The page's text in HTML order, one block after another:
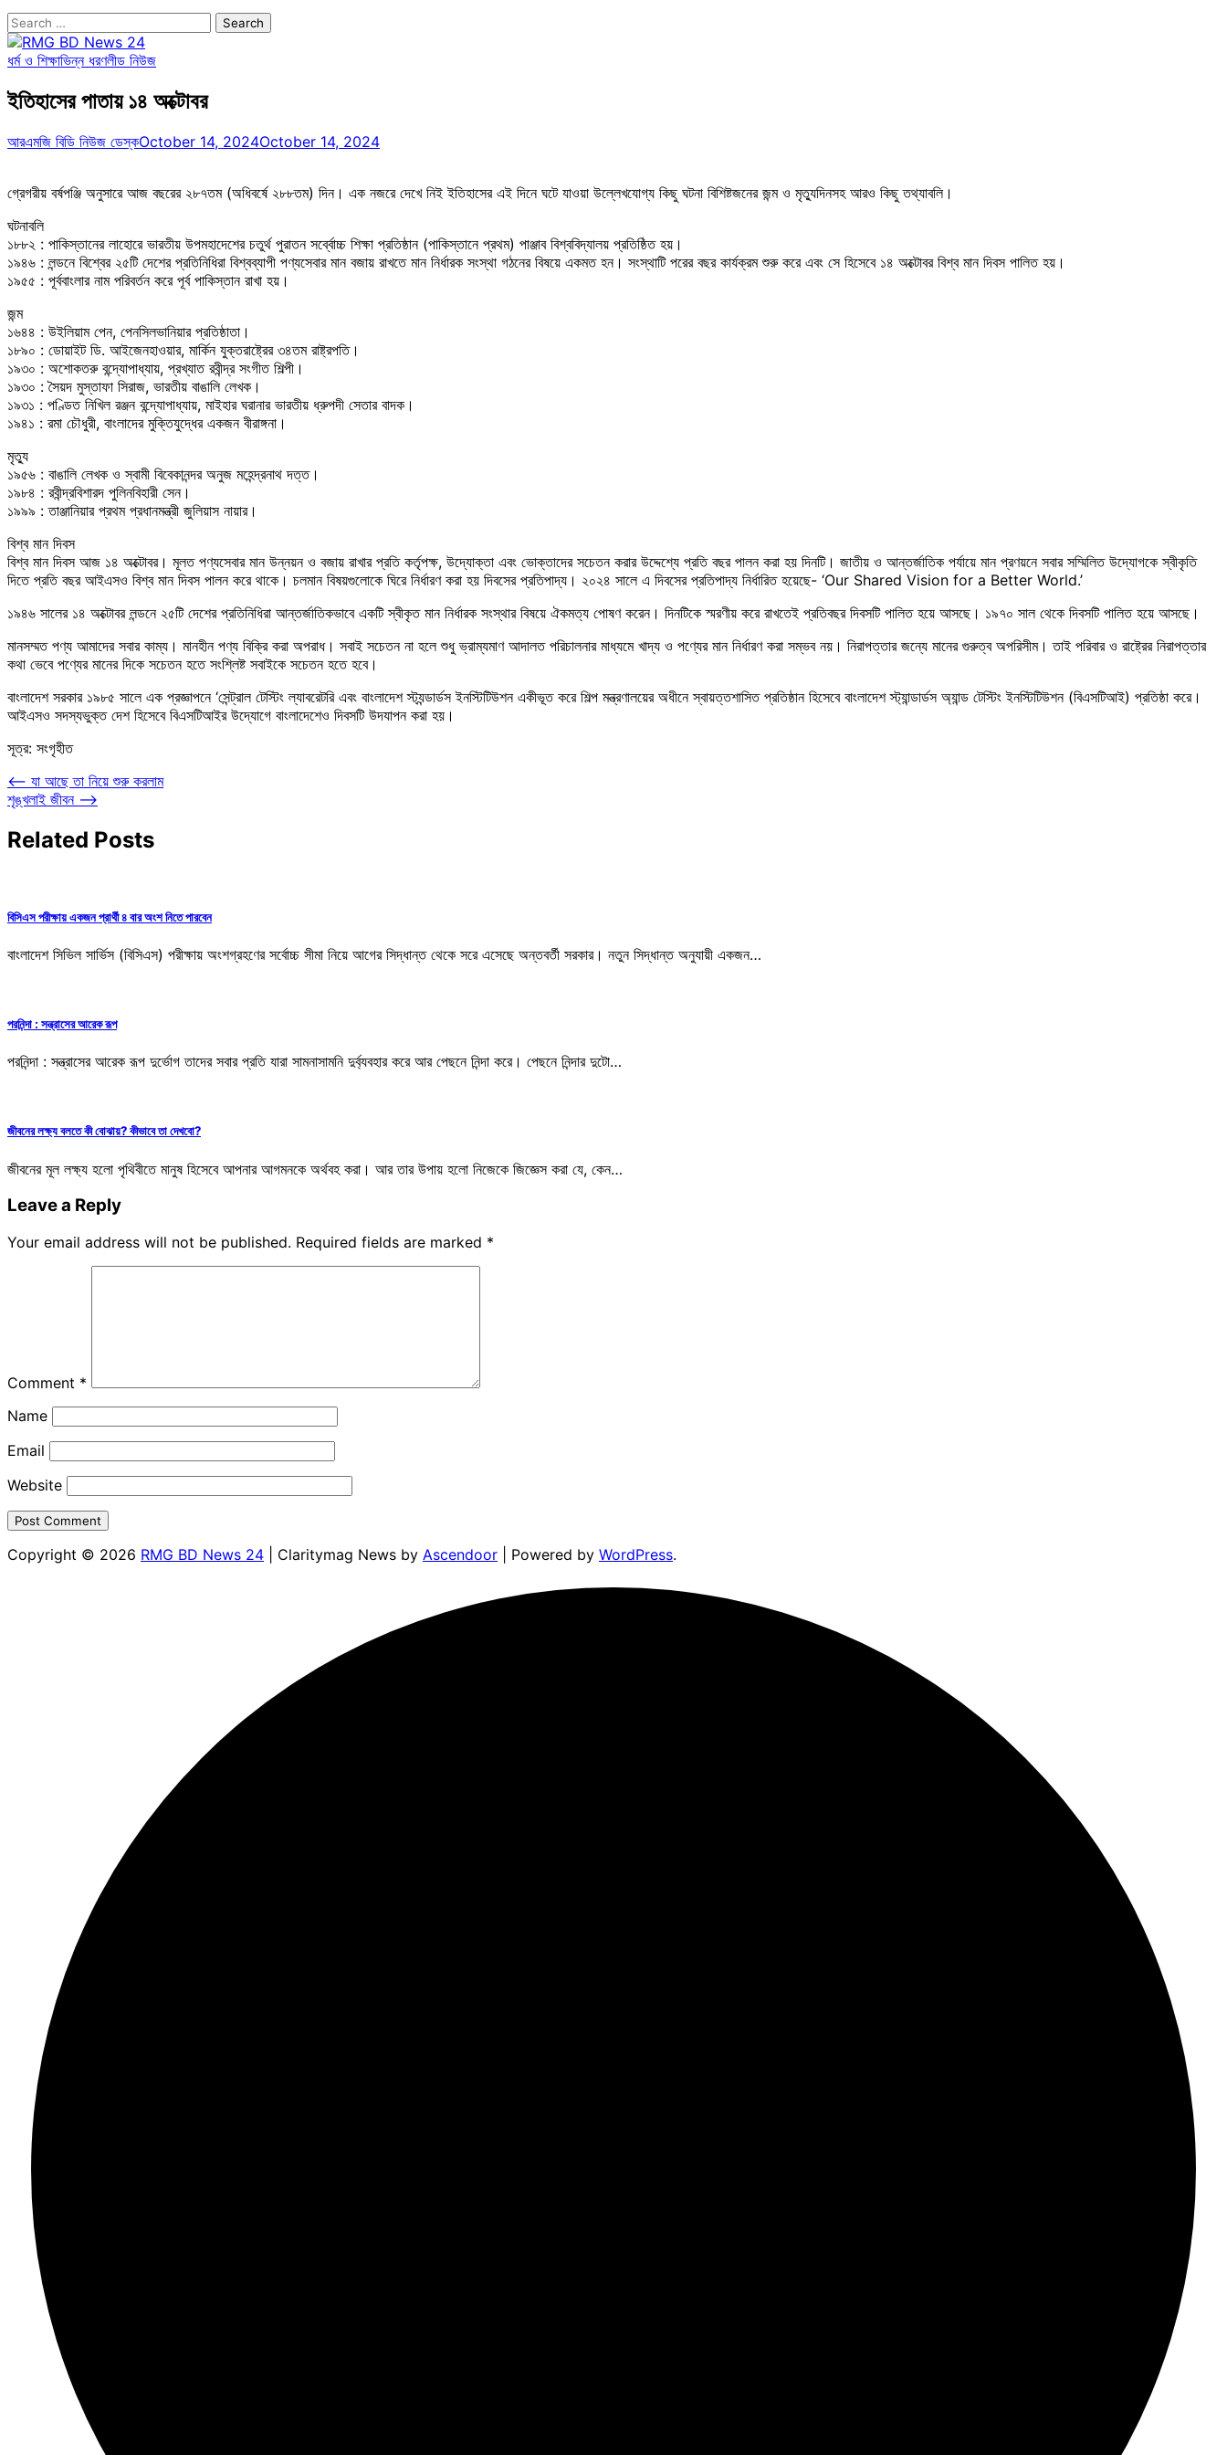
Search
for:
ধর্ম ও শিক্ষাভিন্ন ধরণলীড নিউজ
ইতিহাসের পাতায় ১৪ অক্টোবর
আরএমজি বিডি নিউজ ডেস্কOctober 14, 2024October 14, 2024
গ্রেগরীয় বর্ষপঞ্জি অনুসারে আজ বছরের ২৮৭তম (অধিবর্ষে ২৮৮তম) দিন। এক নজরে দেখে নিই ইতিহাসের এই দিনে ঘটে যাওয়া উল্লেখযোগ্য কিছু ঘটনা বিশিষ্টজনের জন্ম ও মৃত্যুদিনসহ আরও কিছু তথ্যাবলি।
ঘটনাবলি
১৮৮২ : পাকিস্তানের লাহোরে ভারতীয় উপমহাদেশের চতুর্থ পুরাতন সর্ব্বোচ্চ শিক্ষা প্রতিষ্ঠান (পাকিস্তানে প্রথম) পাঞ্জাব বিশ্ববিদ্যালয় প্রতিষ্ঠিত হয়।
১৯৪৬ : লন্ডনে বিশ্বের ২৫টি দেশের প্রতিনিধিরা বিশ্বব্যাপী পণ্যসেবার মান বজায় রাখতে মান নির্ধারক সংস্থা গঠনের বিষয়ে একমত হন। সংস্থাটি পরের বছর কার্যক্রম শুরু করে এবং সে হিসেবে ১৪ অক্টোবর বিশ্ব মান দিবস পালিত হয়।
১৯৫৫ : পূর্ববাংলার নাম পরিবর্তন করে পূর্ব পাকিস্তান রাখা হয়।
জন্ম
১৬৪৪ : উইলিয়াম পেন, পেনসিলভানিয়ার প্রতিষ্ঠাতা।
১৮৯০ : ডোয়াইট ডি. আইজেনহাওয়ার, মার্কিন যুক্তরাষ্ট্রের ৩৪তম রাষ্ট্রপতি।
১৯৩০ : অশোকতরু বন্দ্যোপাধ্যায়, প্রখ্যাত রবীন্দ্র সংগীত শিল্পী।
১৯৩০ : সৈয়দ মুস্তাফা সিরাজ, ভারতীয় বাঙালি লেখক।
১৯৩১ : পণ্ডিত নিখিল রঞ্জন বন্দ্যোপাধ্যায়, মাইহার ঘরানার ভারতীয় ধ্রুপদী সেতার বাদক।
১৯৪১ : রমা চৌধুরী, বাংলাদের মুক্তিযুদ্ধের একজন বীরাঙ্গনা।
মৃত্যু
১৯৫৬ : বাঙালি লেখক ও স্বামী বিবেকানন্দর অনুজ মহেন্দ্রনাথ দত্ত।
১৯৮৪ : রবীন্দ্রবিশারদ পুলিনবিহারী সেন।
১৯৯৯ : তাঞ্জানিয়ার প্রথম প্রধানমন্ত্রী জুলিয়াস নায়ার।
বিশ্ব মান দিবস
বিশ্ব মান দিবস আজ ১৪ অক্টোবর। মূলত পণ্যসেবার মান উন্নয়ন ও বজায় রাখার প্রতি কর্তৃপক্ষ, উদ্যোক্তা এবং ভোক্তাদের সচেতন করার উদ্দেশ্যে প্রতি বছর পালন করা হয় দিনটি। জাতীয় ও আন্তর্জাতিক পর্যায়ে মান প্রণয়নে সবার সম্মিলিত উদ্যোগকে স্বীকৃতি
দিতে প্রতি বছর আইএসও বিশ্ব মান দিবস পালন করে থাকে। চলমান বিষয়গুলোকে ঘিরে নির্ধারণ করা হয় দিবসের প্রতিপাদ্য। ২০২৪ সালে এ দিবসের প্রতিপাদ্য নির্ধারিত হয়েছে- ‘Our Shared Vision for a Better World.’
১৯৪৬ সালের ১৪ অক্টোবর লন্ডনে ২৫টি দেশের প্রতিনিধিরা আন্তর্জাতিকভাবে একটি স্বীকৃত মান নির্ধারক সংস্থার বিষয়ে ঐকমত্য পোষণ করেন। দিনটিকে স্মরণীয় করে রাখতেই প্রতিবছর দিবসটি পালিত হয়ে আসছে। ১৯৭০ সাল থেকে দিবসটি পালিত হয়ে আসছে।
মানসম্মত পণ্য আমাদের সবার কাম্য। মানহীন পণ্য বিক্রি করা অপরাধ। সবাই সচেতন না হলে শুধু ভ্রাম্যমাণ আদালত পরিচালনার মাধ্যমে খাদ্য ও পণ্যের মান নির্ধারণ করা সম্ভব নয়। নিরাপত্তার জন্যে মানের গুরুত্ব অপরিসীম। তাই পরিবার ও রাষ্ট্রের নিরাপত্তার
কথা ভেবে পণ্যের মানের দিকে সচেতন হতে সংশ্লিষ্ট সবাইকে সচেতন হতে হবে।
বাংলাদেশ সরকার ১৯৮৫ সালে এক প্রজ্ঞাপনে ‘সেন্ট্রাল টেস্টিং ল্যাবরেটরি এবং বাংলাদেশ স্ট্যন্ডার্ডস ইনস্টিটিউশন একীভূত করে শিল্প মন্ত্রণালয়ের অধীনে স্বায়ত্তশাসিত প্রতিষ্ঠান হিসেবে বাংলাদেশ স্ট্যান্ডার্ডস অ্যান্ড টেস্টিং ইনস্টিটিউশন (বিএসটিআই) প্রতিষ্ঠা করে।
আইএসও সদস্যভুক্ত দেশ হিসেবে বিএসটিআইর উদ্যোগে বাংলাদেশেও দিবসটি উদযাপন করা হয়।
সূত্র: সংগৃহীত
Post
navigation
⟵ যা আছে তা নিয়ে শুরু করলাম
শৃঙ্খলাই জীবন ⟶
Related Posts
বিসিএস পরীক্ষায় একজন প্রার্থী ৪ বার অংশ নিতে পারবেন
বাংলাদেশ সিভিল সার্ভিস (বিসিএস) পরীক্ষায় অংশগ্রহণের সর্বোচ্চ সীমা নিয়ে আগের সিদ্ধান্ত থেকে সরে এসেছে অন্তবর্তী সরকার। নতুন সিদ্ধান্ত অনুযায়ী একজন…
পরনিন্দা : সন্ত্রাসের আরেক রূপ
পরনিন্দা : সন্ত্রাসের আরেক রূপ দুর্ভোগ তাদের সবার প্রতি যারা সামনাসামনি দুর্ব্যবহার করে আর পেছনে নিন্দা করে। পেছনে নিন্দার দুটো…
জীবনের লক্ষ্য বলতে কী বোঝায়? কীভাবে তা দেখবো?
জীবনের মূল লক্ষ্য হলো পৃথিবীতে মানুষ হিসেবে আপনার আগমনকে অর্থবহ করা। আর তার উপায় হলো নিজেকে জিজ্ঞেস করা যে, কেন…
Leave a Reply
Your email address will not be published. Required fields are marked *
Comment *
Name
Email
Website
Copyright © 2026 RMG BD News 24 | Claritymag News by Ascendoor | Powered by WordPress.